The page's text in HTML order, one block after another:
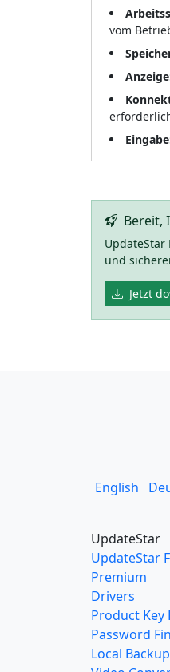
vom
Bereit,
und
Jetzt
English
UpdateStar
UpdateStar
Premium
Drivers
Product Key
Password
Local Backup